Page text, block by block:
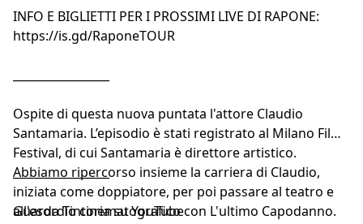
INFO E BIGLIETTI PER I PROSSIMI LIVE DI RAPONE:
https://is.gd/RaponeTOUR
Ospite di questa nuova puntata l'attore Claudio
Santamaria. L’episodio è stati registrato al Milano Film
Festival, di cui Santamaria è direttore artistico.
Abbiamo ripercorso insieme la carriera di Claudio,
iniziata come doppiatore, per poi passare al teatro e
all'esordio cinematografico con L'ultimo Capodanno.
_________________
GuardaTintoria su YouTube